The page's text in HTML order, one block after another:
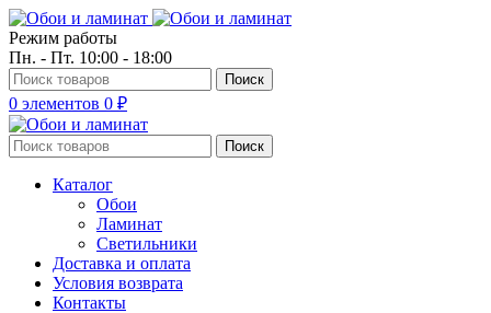
Режим работы
Пн. - Пт. 10:00 - 18:00
Поиск
0 элементов 0 ₽
Поиск
Каталог
Обои
Ламинат
Светильники
Доставка и оплата
Условия возврата
Контакты